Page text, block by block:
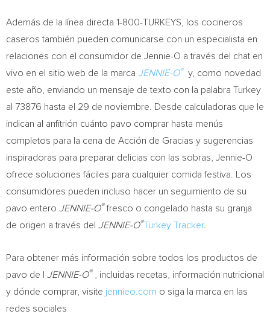
Además de la línea directa 1-800-TURKEYS, los cocineros
caseros también pueden comunicarse con un especialista en
relaciones con el consumidor de Jennie-O a través del chat en
vivo en el sitio web de la marca JENNIE-O®
y, como novedad
este año, enviando un mensaje de texto con la palabra Turkey
al 73876 hasta el 29 de noviembre. Desde calculadoras que le
indican al anfitrión cuánto pavo comprar hasta menús
completos para la cena de Acción de Gracias y sugerencias
inspiradoras para preparar delicias con las sobras, Jennie-O
ofrece soluciones fáciles para cualquier comida festiva. Los
consumidores pueden incluso hacer un seguimiento de su
pavo entero JENNIE-O®fresco o congelado hasta su granja
de origen a través del JENNIE-O®Turkey Tracker.
Para obtener más información sobre todos los productos de
pavo de l JENNIE-O®, incluidas recetas, información nutricional
y dónde comprar, visite jennieo.com o siga la marca en las
redes sociales